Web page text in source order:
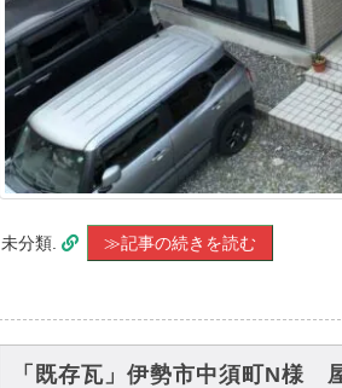
未分類. ≫記事の続きを読む
「既存瓦」伊勢市中須町N様